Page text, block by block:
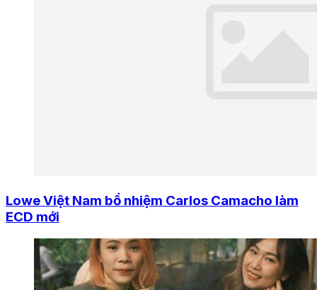
Lowe Việt Nam bổ nhiệm Carlos Camacho làm
ECD mới